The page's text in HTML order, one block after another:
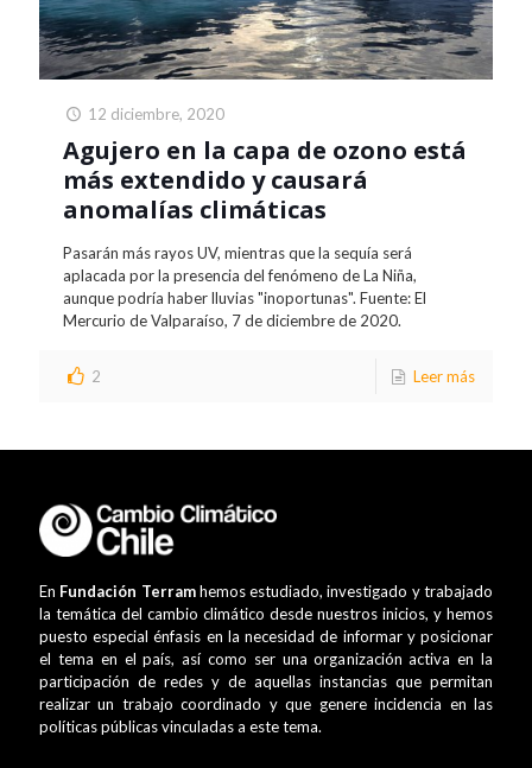
12 diciembre, 2020
Agujero en la capa de ozono está
más extendido y causará
anomalías climáticas
Pasarán más rayos UV, mientras que la sequía será
aplacada por la presencia del fenómeno de La Niña,
aunque podría haber lluvias "inoportunas". Fuente: El
Mercurio de Valparaíso, 7 de diciembre de 2020.
2 Leer más
En Fundación Terramhemos estudiado, investigado y trabajado
la temática del cambio climático desde nuestros inicios, y hemos
puesto especial énfasis en la necesidad de informar y posicionar
el tema en el país, así como ser una organización activa en la
participación de redes y de aquellas instancias que permitan
realizar un trabajo coordinado y que genere incidencia en las
políticas públicas vinculadas a este tema.